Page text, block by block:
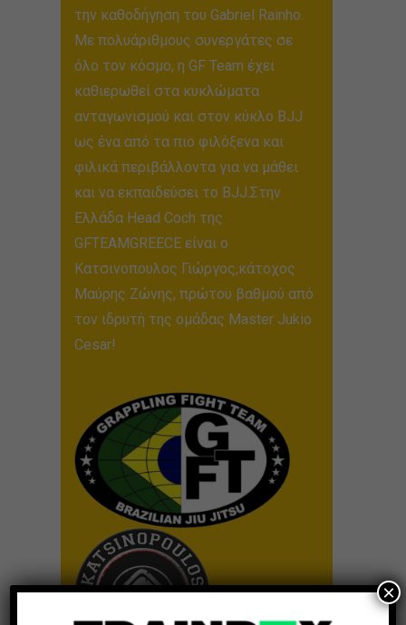
την καθοδήγηση του Gabriel Rainho.
Με πολυάριθμους συνεργάτες σε
όλο τον κόσμο, η GF Team έχει
καθιερωθεί στα κυκλώματα
ανταγωνισμού και στον κύκλο BJJ
ως ένα από τα πιο φιλόξενα και
φιλικά περιβάλλοντα για να μάθει
και να εκπαιδεύσει το BJJ.Στην
Ελλάδα Head Coch της
GFTEAMGREECE είναι ο
Κατσινοπουλος Γιώργος,κάτοχος
Μαύρης Ζώνης, πρώτου βαθμού από
τον ιδρυτή της ομάδας Master Jukio
Cesar!
×